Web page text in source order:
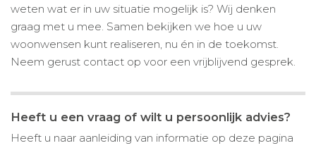
weten wat er in uw situatie mogelijk is? Wij denken
graag met u mee. Samen bekijken we hoe u uw
woonwensen kunt realiseren, nu én in de toekomst.
Neem gerust contact op voor een vrijblijvend gesprek.
Heeft u een vraag of wilt u persoonlijk advies?
Heeft u naar aanleiding van informatie op deze pagina